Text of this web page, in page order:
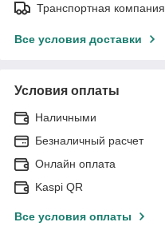
Транспортная компания
Все условия доставки
Условия оплаты
Наличными
Безналичный расчет
Онлайн оплата
Kaspi QR
Все условия оплаты